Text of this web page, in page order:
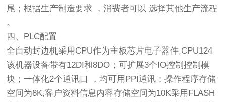
尾；根据生产制造要求 ，消费者可以 选择其他生产流程
。
四、PLC配置
全自动封边机采用CPU作为主板芯片电子器件,CPU124
该机器设备带有12DI和8DO；可扩展3个IO控制控制模
块；一体化2个通讯口 ，均可用PPI通讯；操作程序存储
空间为8K,客户资料信息内容存储空间为10K采用FLASH